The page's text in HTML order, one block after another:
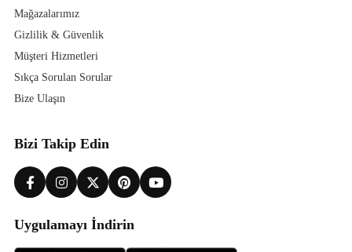
Mağazalarımız
Gizlilik & Güvenlik
Müşteri Hizmetleri
Sıkça Sorulan Sorular
Bize Ulaşın
Bizi Takip Edin
Uygulamayı İndirin